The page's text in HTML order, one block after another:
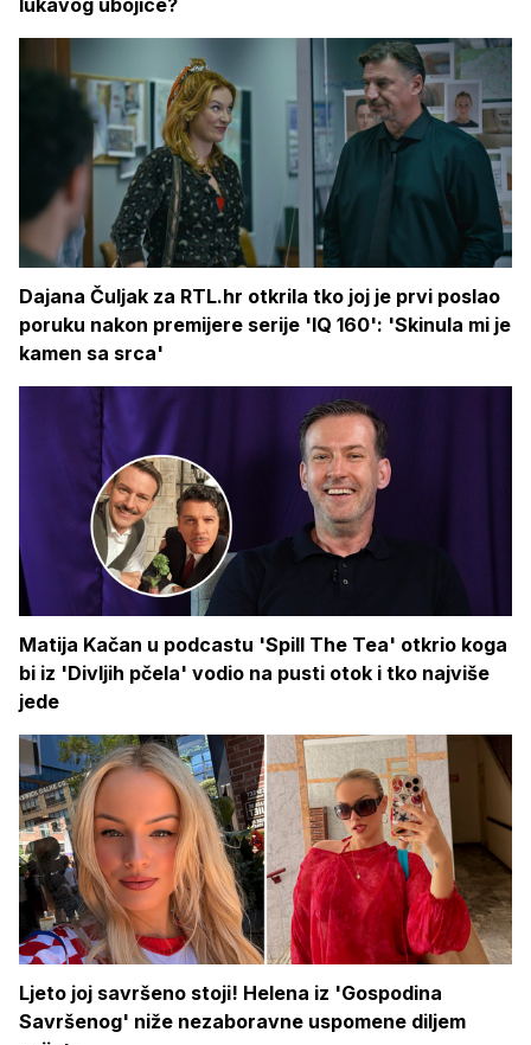
Dajana Čuljak za RTL.hr otkrila tko joj je prvi poslao
poruku nakon premijere serije 'IQ 160': 'Skinula mi je
kamen sa srca'
Matija Kačan u podcastu 'Spill The Tea' otkrio koga
bi iz 'Divljih pčela' vodio na pusti otok i tko najviše
jede
Ljeto joj savršeno stoji! Helena iz 'Gospodina
Savršenog' niže nezaboravne uspomene diljem